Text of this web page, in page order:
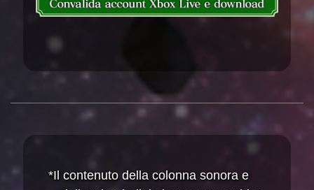
*Il contenuto della colonna sonora e